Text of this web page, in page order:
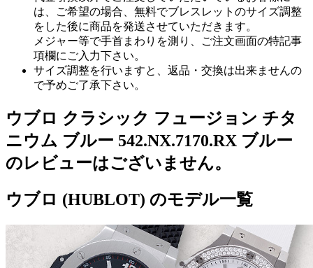
は、ご希望の場合、無料でブレスレットのサイズ調整
をした後に商品を発送させていただきます。
メジャー等で手首まわりを測り、ご注文画面の特記事
項欄にご入力下さい。
サイズ調整を行いますと、返品・交換は出来ませんの
で予めご了承下さい。
ウブロ クラシック フュージョン チタ
ニウム ブルー 542.NX.7170.RX ブルー
のレビューはございません。
ウブロ (HUBLOT) のモデル一覧